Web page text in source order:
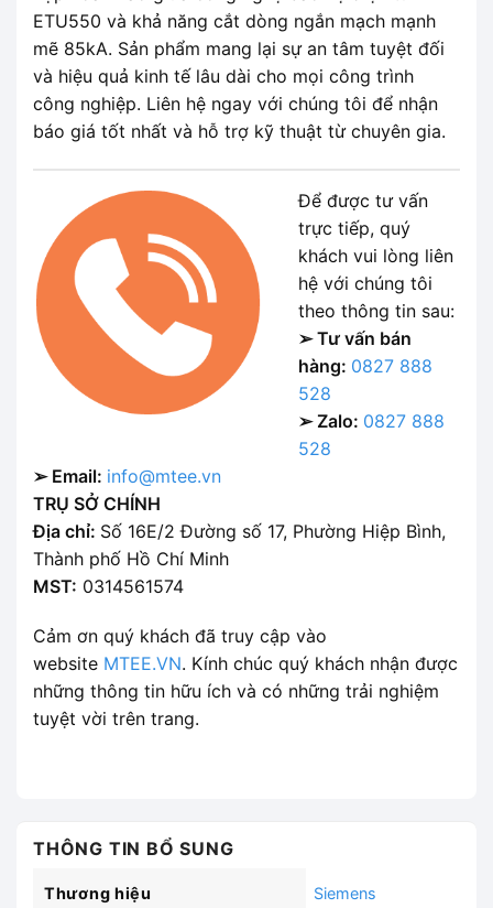
ETU550 và khả năng cắt dòng ngắn mạch mạnh
mẽ 85kA. Sản phẩm mang lại sự an tâm tuyệt đối
và hiệu quả kinh tế lâu dài cho mọi công trình
công nghiệp. Liên hệ ngay với chúng tôi để nhận
báo giá tốt nhất và hỗ trợ kỹ thuật từ chuyên gia.
Để được tư vấn
trực tiếp, quý
khách vui lòng liên
hệ với chúng tôi
theo thông tin sau:
➢ Tư vấn bán
hàng: 0827 888
528
➢ Zalo: 0827 888
528
➢ Email: info@mtee.vn
TRỤ SỞ CHÍNH
Địa chỉ: Số 16E/2 Đường số 17, Phường Hiệp Bình,
Thành phố Hồ Chí Minh
MST: 0314561574
Cảm ơn quý khách đã truy cập vào
website MTEE.VN. Kính chúc quý khách nhận được
những thông tin hữu ích và có những trải nghiệm
tuyệt vời trên trang.
THÔNG TIN BỔ SUNG
Thương hiệu Siemens